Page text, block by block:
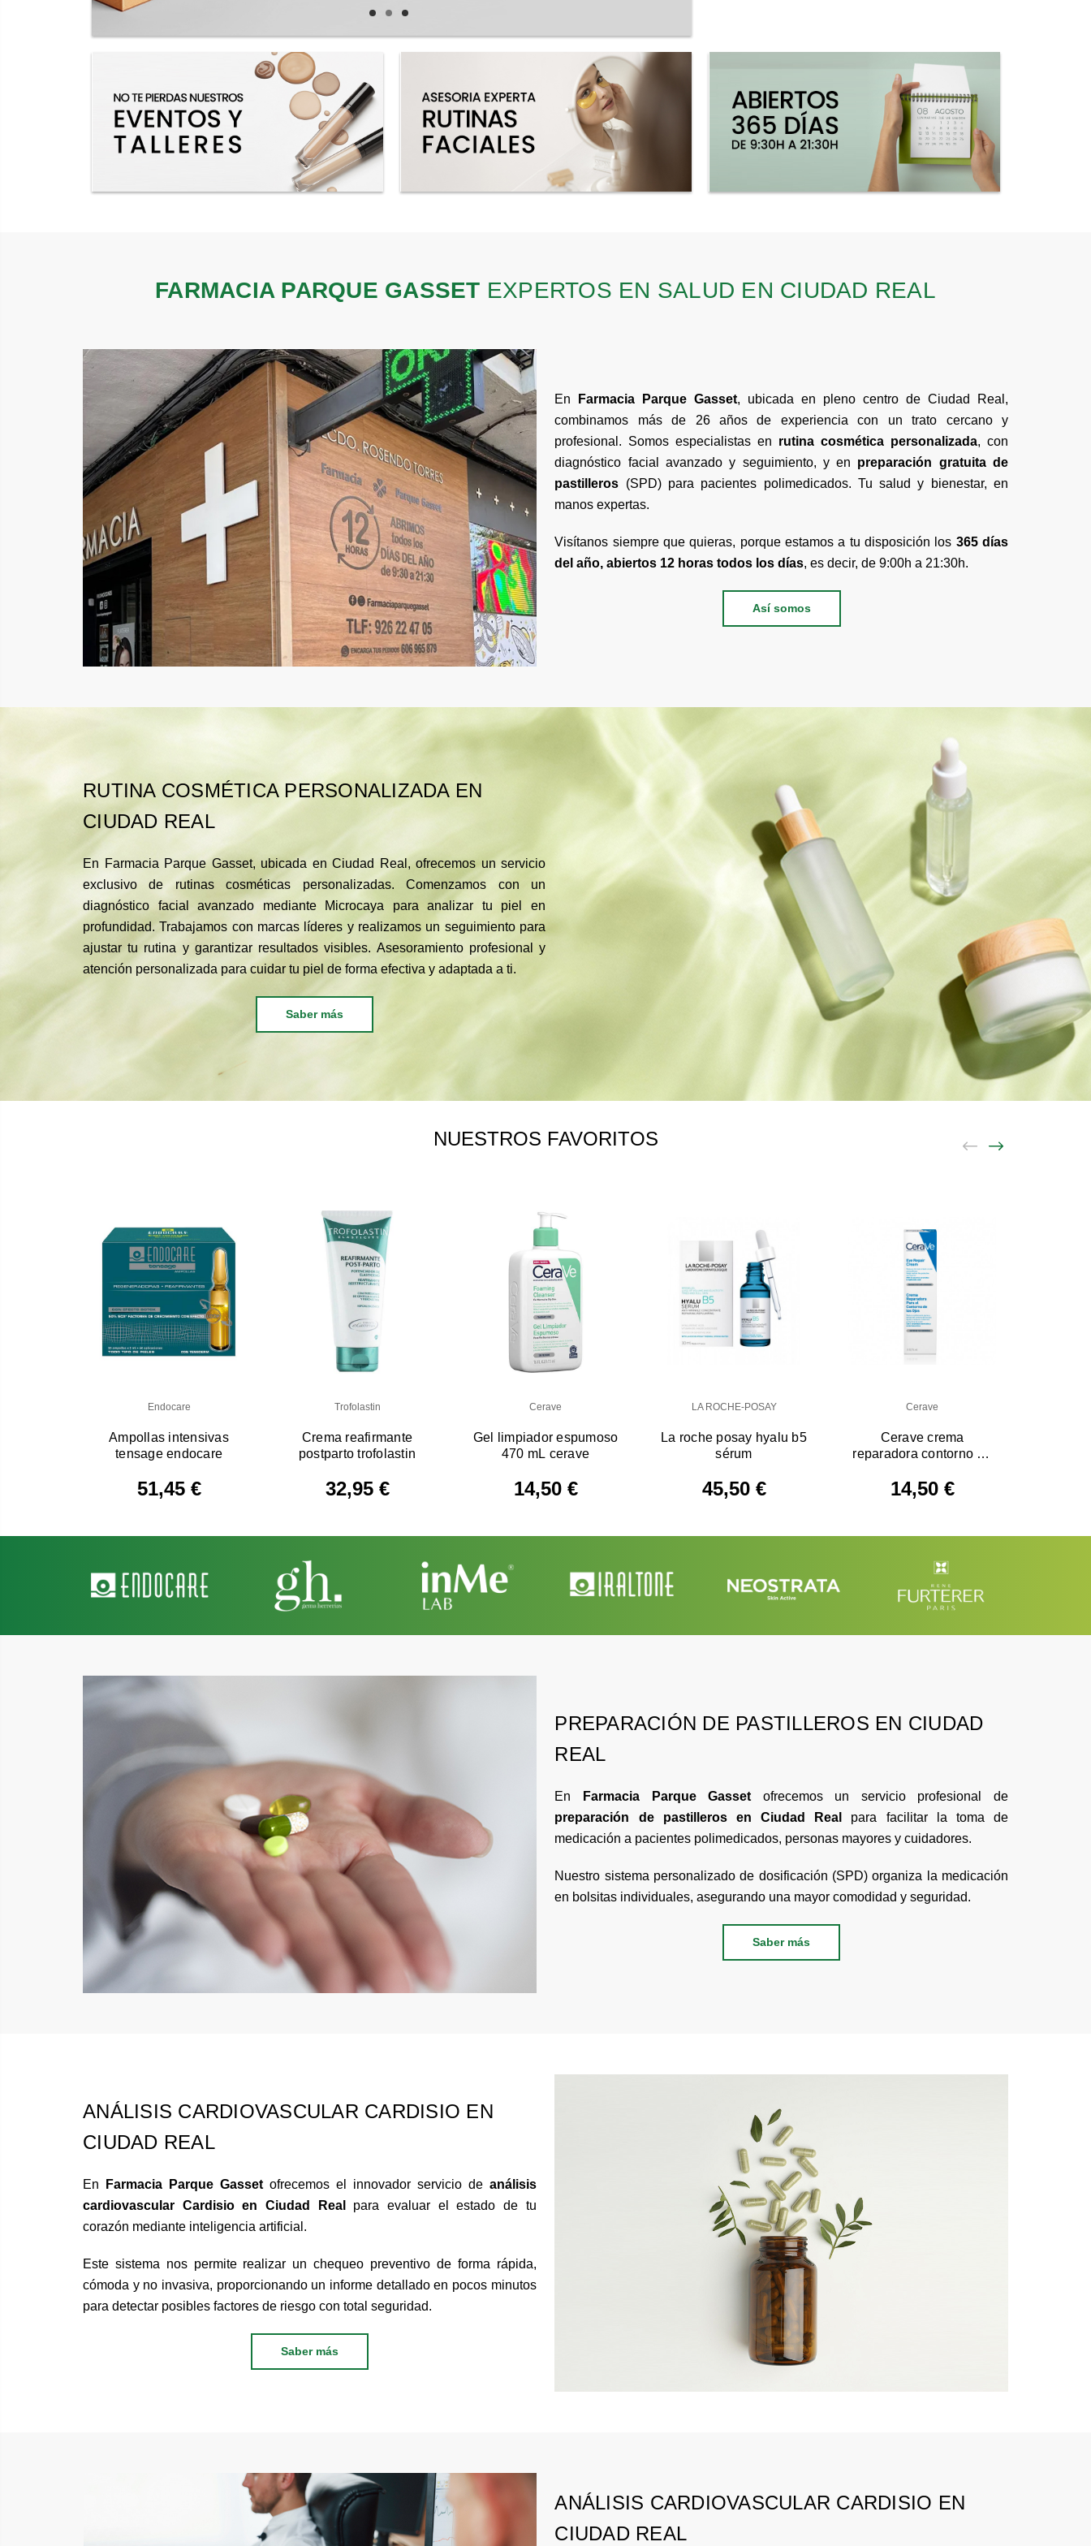
FARMACIA PARQUE GASSET EXPERTOS EN SALUD EN CIUDAD REAL
En Farmacia Parque Gasset, ubicada en pleno centro de Ciudad Real,
combinamos más de 26 años de experiencia con un trato cercano y
profesional. Somos especialistas en rutina cosmética personalizada, con
diagnóstico facial avanzado y seguimiento, y en preparación gratuita de
pastilleros (SPD) para pacientes polimedicados. Tu salud y bienestar, en
manos expertas.
Visítanos siempre que quieras, porque estamos a tu disposición los 365 días
del año, abiertos 12 horas todos los días, es decir, de 9:00h a 21:30h.
Así somos
RUTINA COSMÉTICA PERSONALIZADA EN
CIUDAD REAL
En Farmacia Parque Gasset, ubicada en Ciudad Real, ofrecemos un servicio
exclusivo de rutinas cosméticas personalizadas. Comenzamos con un
diagnóstico facial avanzado mediante Microcaya para analizar tu piel en
profundidad. Trabajamos con marcas líderes y realizamos un seguimiento para
ajustar tu rutina y garantizar resultados visibles. Asesoramiento profesional y
atención personalizada para cuidar tu piel de forma efectiva y adaptada a ti.
Saber más
NUESTROS FAVORITOS
Endocare
Ampollas intensivas
tensage endocare
51,45 €
Trofolastin
Crema reafirmante
postparto trofolastin
32,95 €
Cerave
Gel limpiador espumoso
470 mL cerave
14,50 €
LA ROCHE-POSAY
La roche posay hyalu b5
sérum
45,50 €
Cerave
Cerave crema
reparadora contorno de
14,50 €
PREPARACIÓN DE PASTILLEROS EN CIUDAD
REAL
En Farmacia Parque Gasset ofrecemos un servicio profesional de
preparación de pastilleros en Ciudad Real
para facilitar la toma de
medicación a pacientes polimedicados, personas mayores y cuidadores.
Nuestro sistema personalizado de dosificación (SPD) organiza la medicación
en bolsitas individuales, asegurando una mayor comodidad y seguridad.
Saber más
ANÁLISIS CARDIOVASCULAR CARDISIO EN
CIUDAD REAL
En Farmacia Parque Gassetofrecemos el innovador servicio de análisis
cardiovascular Cardisio en Ciudad Real
para evaluar el estado de tu
corazón mediante inteligencia artificial.
Este sistema nos permite realizar un chequeo preventivo de forma rápida,
cómoda y no invasiva, proporcionando un informe detallado en pocos minutos
para detectar posibles factores de riesgo con total seguridad.
Saber más
ANÁLISIS CARDIOVASCULAR CARDISIO EN
CIUDAD REAL